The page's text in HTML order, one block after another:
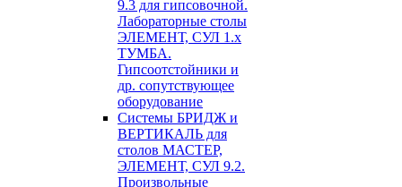
9.3 для гипсовочной.
Лабораторные столы
ЭЛЕМЕНТ, СУЛ 1.х
ТУМБА.
Гипсоотстойники и
др. сопутствующее
оборудование
Системы БРИДЖ и
ВЕРТИКАЛЬ для
столов МАСТЕР,
ЭЛЕМЕНТ, СУЛ 9.2.
Произвольные